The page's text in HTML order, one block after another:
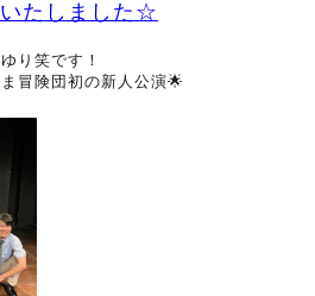
たしました☆
り笑です！
冒険団初の新人公演🌟